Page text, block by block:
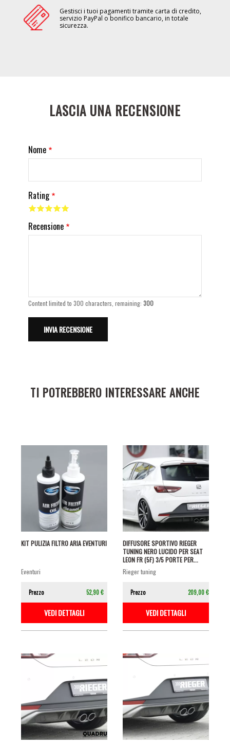
Gestisci i tuoi pagamenti tramite carta di credito,
servizio PayPal o bonifico bancario, in totale
sicurezza.
LASCIA UNA RECENSIONE
Nome
Rating
Recensione
Content limited to 300 characters, remaining:300
TI POTREBBERO INTERESSARE ANCHE
KIT PULIZIA FILTRO ARIA EVENTURI
eventuri
Prezzo 52,90 €
VEDI DETTAGLI
DIFFUSORE SPORTIVO RIEGER
TUNING NERO LUCIDO PER SEAT
LEON FR (5F) 3/5 PORTE PER...
rieger tuning
Prezzo 209,00 €
VEDI DETTAGLI